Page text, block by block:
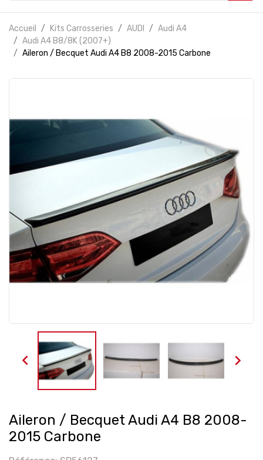
Accueil Kits Carrosseries AUDI
Audi A4
Audi A4 B8/8K (2007+)
Aileron / Becquet Audi A4 B8 2008-2015 Carbone
 
Aileron / Becquet Audi A4 B8 2008-
2015 Carbone